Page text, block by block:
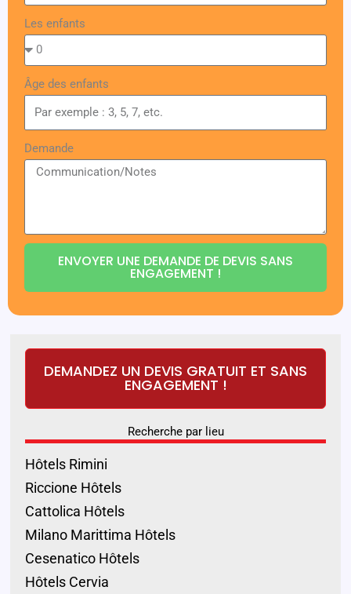
Les enfants
Âge des enfants
Demande
ENVOYER UNE DEMANDE DE DEVIS SANS
ENGAGEMENT !
DEMANDEZ UN DEVIS GRATUIT ET SANS
ENGAGEMENT !
Recherche par lieu
Hôtels Rimini
Riccione Hôtels
Cattolica Hôtels
Milano Marittima Hôtels
Cesenatico Hôtels
Hôtels Cervia